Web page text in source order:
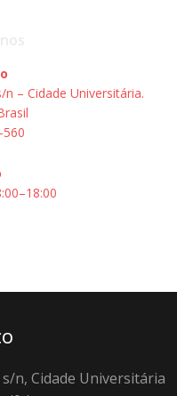
n – Cidade Universitária.
560
n, Cidade Universitária